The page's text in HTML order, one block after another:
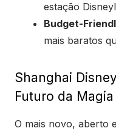
estação
Budget-
mais baratos
Shanghai
Futuro da Magia
O mais novo, aberto